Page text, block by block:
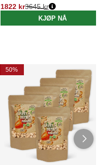
1822 kr
Vanlig pris:3645 kr
KJØP NÅ
50%